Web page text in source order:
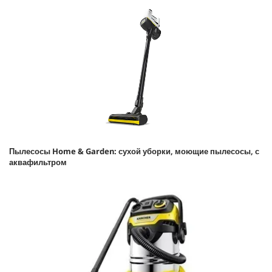
Пылесосы Home & Garden: сухой уборки, моющие пылесосы, с
аквафильтром